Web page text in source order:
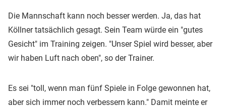
Die Mannschaft kann noch besser werden. Ja, das hat
Köllner tatsächlich gesagt. Sein Team würde ein "gutes
Gesicht" im Training zeigen. "Unser Spiel wird besser, aber
wir haben Luft nach oben", so der Trainer.
Es sei "toll, wenn man fünf Spiele in Folge gewonnen hat,
aber sich immer noch verbessern kann." Damit meinte er